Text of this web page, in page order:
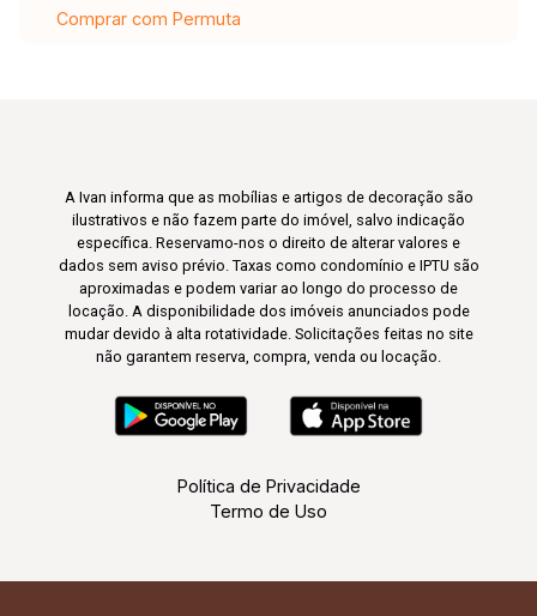
Comprar com Permuta
A Ivan informa que as mobílias e artigos de decoração são
ilustrativos e não fazem parte do imóvel, salvo indicação
específica. Reservamo-nos o direito de alterar valores e
dados sem aviso prévio. Taxas como condomínio e IPTU são
aproximadas e podem variar ao longo do processo de
locação. A disponibilidade dos imóveis anunciados pode
mudar devido à alta rotatividade. Solicitações feitas no site
não garantem reserva, compra, venda ou locação.
Política de Privacidade
Termo de Uso